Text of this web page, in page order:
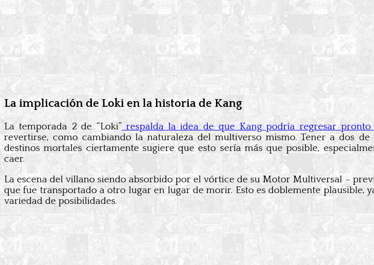
La implicación de Loki en la historia de Kang
La temporada 2 de “Loki” respalda la idea de que Kang podría regresar
revertirse, como cambiando la naturaleza del multiverso mismo. Tener a dos
destinos mortales ciertamente sugiere que esto sería más que posible,
caer.
La escena del villano siendo absorbido por el vórtice de su Motor Multiversal –
que fue transportado a otro lugar en lugar de morir. Esto es doblemente
variedad de posibilidades.